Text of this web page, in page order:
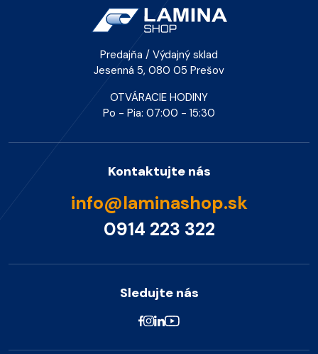
Predajňa / Výdajný sklad
Jesenná 5, 080 05 Prešov
OTVÁRACIE HODINY
Po - Pia: 07:00 - 15:30
Kontaktujte nás
info@laminashop.sk
0914 223 322
Sledujte nás